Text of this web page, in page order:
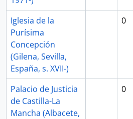
Iglesia de la
Purísima
Concepción
(Gilena, Sevilla,
España, s. XVII-)
0
Palacio de Justicia
de Castilla-La
Mancha (Albacete,
0